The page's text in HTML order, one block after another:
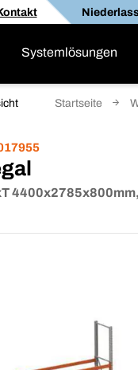
Systemlösungen
Startseite